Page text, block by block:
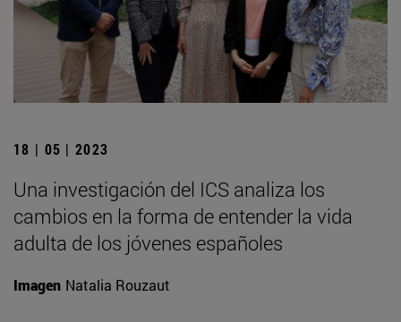
18 | 05 | 2023
Una investigación del ICS analiza los
cambios en la forma de entender la vida
adulta de los jóvenes españoles
Imagen Natalia Rouzaut